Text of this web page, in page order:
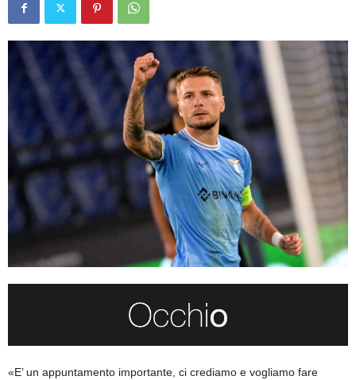
«E’ un appuntamento importante, ci crediamo e vogliamo fare